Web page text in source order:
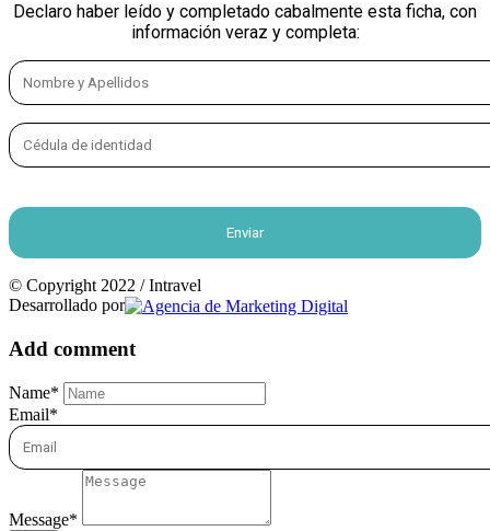
Declaro haber leído y completado cabalmente esta ficha, con
información veraz y completa:
© Copyright 2022 / Intravel
Desarrollado por
Add comment
Name*
Email*
Message*